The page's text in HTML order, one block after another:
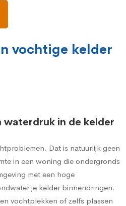
vochtige kelder
waterdruk in de kelder
Dat is natuurlijk geen
in een woning die ondergronds
met een hoge
je kelder binnendringen.
vochtplekken of zelfs plassen